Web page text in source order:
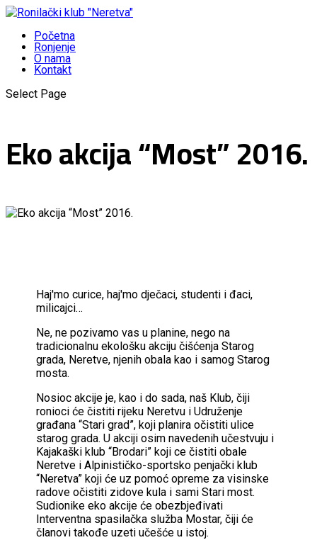
Početna
Ronjenje
O nama
Kontakt
Select Page
Eko akcija “Most” 2016.
Haj'mo curice, haj'mo dječaci, studenti i đaci,
milicajci…
Ne, ne pozivamo vas u planine, nego na
tradicionalnu ekološku akciju čišćenja Starog
grada, Neretve, njenih obala kao i samog Starog
mosta.
Nosioc akcije je, kao i do sada, naš Klub, čiji
ronioci će čistiti rijeku Neretvu i Udruženje
građana “Stari grad”, koji planira očistiti ulice
starog grada. U akciji osim navedenih učestvuju i
Kajakaški klub “Brodari” koji ce čistiti obale
Neretve i Alpinističko-sportsko penjački klub
“Neretva” koji će uz pomoć opreme za visinske
radove očistiti zidove kula i sami Stari most.
Sudionike eko akcije će obezbjeđivati
Interventna spasilačka služba Mostar, čiji će
članovi takođe uzeti učešće u istoj.